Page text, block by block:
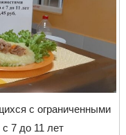
с ограниченными
7 до 11 лет